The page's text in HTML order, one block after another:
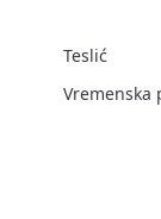
Teslić
Vremenska